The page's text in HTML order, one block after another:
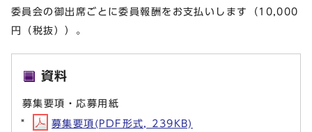
委員会の御出席ごとに委員報酬をお支払いします（10,000
円（税抜））。
資料
募集要項・応募用紙
募集要項(PDF形式, 239KB)